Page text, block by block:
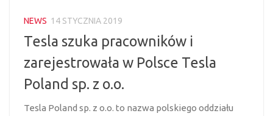
NEWS 14 STYCZNIA 2019
Tesla szuka pracowników i
zarejestrowała w Polsce Tesla
Poland sp. z o.o.
Tesla Poland sp. z o.o. to nazwa polskiego oddziału